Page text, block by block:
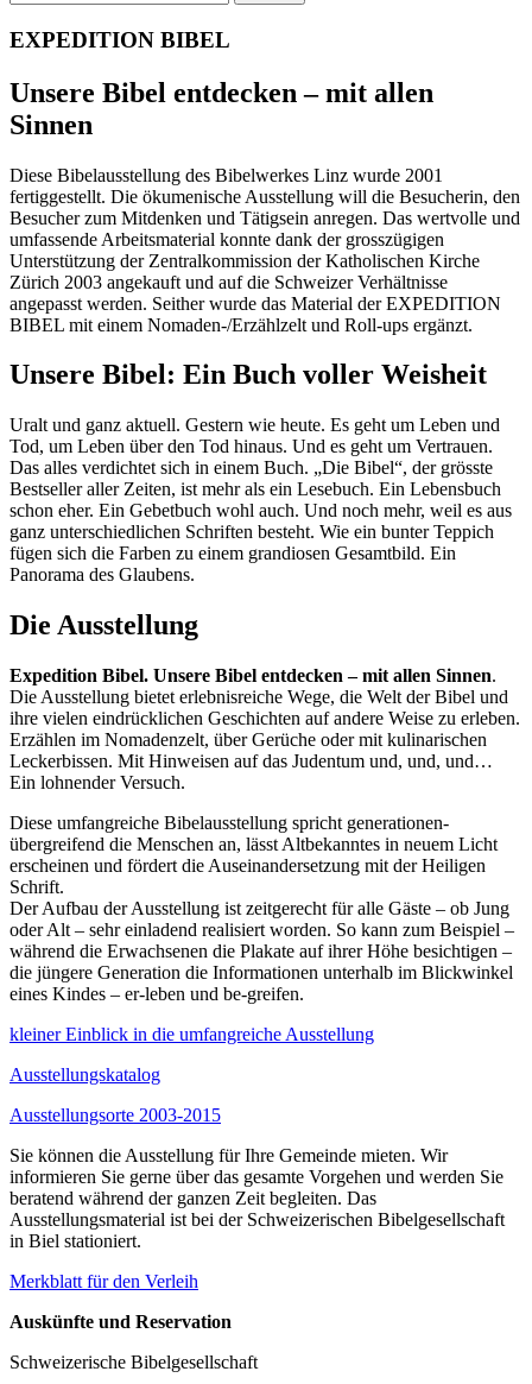
EXPEDITION BIBEL
Unsere Bibel entdecken – mit allen
Sinnen
Diese Bibelausstellung des Bibelwerkes Linz wurde 2001
fertiggestellt. Die ökumenische Ausstellung will die Besucherin, den
Besucher zum Mitdenken und Tätigsein anregen. Das wertvolle und
umfassende Arbeitsmaterial konnte dank der grosszügigen
Unterstützung der Zentralkommission der Katholischen Kirche
Zürich 2003 angekauft und auf die Schweizer Verhältnisse
angepasst werden. Seither wurde das Material der EXPEDITION
BIBEL mit einem Nomaden-/Erzählzelt und Roll-ups ergänzt.
Unsere Bibel: Ein Buch voller Weisheit
Uralt und ganz aktuell. Gestern wie heute. Es geht um Leben und
Tod, um Leben über den Tod hinaus. Und es geht um Vertrauen.
Das alles verdichtet sich in einem Buch. „Die Bibel“, der grösste
Bestseller aller Zeiten, ist mehr als ein Lesebuch. Ein Lebensbuch
schon eher. Ein Gebetbuch wohl auch. Und noch mehr, weil es aus
ganz unterschiedlichen Schriften besteht. Wie ein bunter Teppich
fügen sich die Farben zu einem grandiosen Gesamtbild. Ein
Panorama des Glaubens.
Die Ausstellung
Expedition Bibel. Unsere Bibel entdecken – mit allen Sinnen.
Die Ausstellung bietet erlebnisreiche Wege, die Welt der Bibel und
ihre vielen eindrücklichen Geschichten auf andere Weise zu erleben.
Erzählen im Nomadenzelt, über Gerüche oder mit kulinarischen
Leckerbissen. Mit Hinweisen auf das Judentum und, und, und…
Ein lohnender Versuch.
Diese umfangreiche Bibelausstellung spricht generationen-
übergreifend die Menschen an, lässt Altbekanntes in neuem Licht
erscheinen und fördert die Auseinandersetzung mit der Heiligen
Schrift.
Der Aufbau der Ausstellung ist zeitgerecht für alle Gäste – ob Jung
oder Alt – sehr einladend realisiert worden. So kann zum Beispiel –
während die Erwachsenen die Plakate auf ihrer Höhe besichtigen –
die jüngere Generation die Informationen unterhalb im Blickwinkel
eines Kindes – er-leben und be-greifen.
kleiner Einblick in die umfangreiche Ausstellung
Ausstellungskatalog
Ausstellungsorte 2003-2015
Sie können die Ausstellung für Ihre Gemeinde mieten. Wir
informieren Sie gerne über das gesamte Vorgehen und werden Sie
beratend während der ganzen Zeit begleiten. Das
Ausstellungsmaterial ist bei der Schweizerischen Bibelgesellschaft
in Biel stationiert.
Merkblatt für den Verleih
Auskünfte und Reservation
Schweizerische Bibelgesellschaft